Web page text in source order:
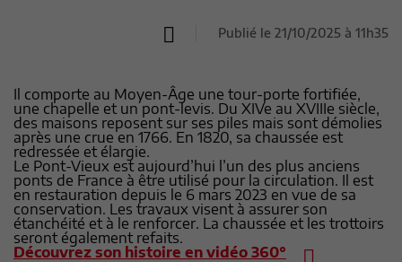
Publié le 21/10/2025 à 11h35
Il comporte au Moyen-Âge une tour-porte fortifiée,
une chapelle et un pont-levis. Du XIVe au XVIIIe siècle,
des maisons reposent sur ses piles mais sont démolies
après une crue en 1766. En 1820, sa chaussée est
redressée et élargie.
Le Pont-Vieux est aujourd’hui l’un des plus anciens
ponts de France à être utilisé pour la circulation. Il est
en restauration depuis le 6 mars 2023 en vue de sa
conservation. Les travaux visent à assurer son
étanchéité et à le renforcer. La chaussée et les trottoirs
seront également refaits.
Découvrez son histoire en vidéo 360°